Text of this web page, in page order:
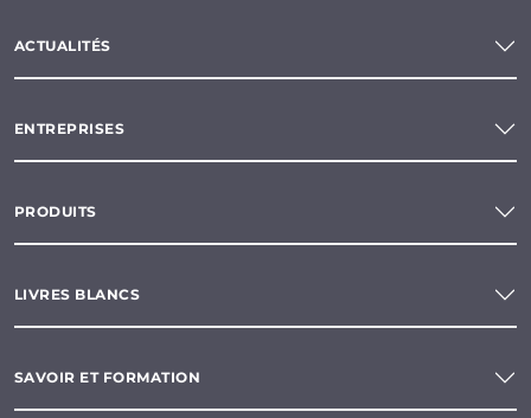
ACTUALITÉS
ENTREPRISES
PRODUITS
LIVRES BLANCS
SAVOIR ET FORMATION